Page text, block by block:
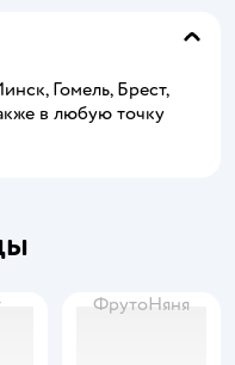
Гомель, Брест,
в любую точку
ФрутоНяня